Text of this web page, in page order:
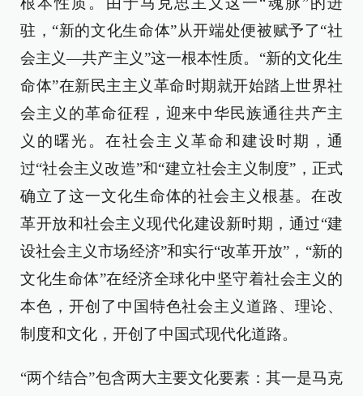
驻，“新的文化生命体”从开端处便被赋予了“社
会主义—共产主义”这一根本性质。“新的文化生
命体”在新民主主义革命时期就开始踏上世界社
会主义的革命征程，迎来中华民族通往共产主
义的曙光。在社会主义革命和建设时期，通
过“社会主义改造”和“建立社会主义制度”，正式
确立了这一文化生命体的社会主义根基。在改
革开放和社会主义现代化建设新时期，通过“建
设社会主义市场经济”和实行“改革开放”，“新的
文化生命体”在经济全球化中坚守着社会主义的
本色，开创了中国特色社会主义道路、理论、
制度和文化，开创了中国式现代化道路。
“两个结合”包含两大主要文化要素：其一是马克